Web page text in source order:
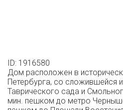
ID: 1916580
Дом расположен в
Петербурга, со сложившейся
Таврического сада и
мин. пешком до метро